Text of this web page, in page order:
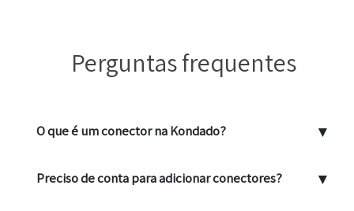
Perguntas frequentes
O que é um conector na Kondado? ▼
Preciso de conta para adicionar conectores? ▼